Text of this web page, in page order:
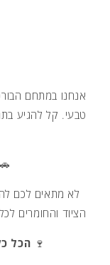
אנחנו במתחם
טבעי. קל להגיע
🚗
לא מתאים לכם
הציוד והחומרים
🍷 הכל